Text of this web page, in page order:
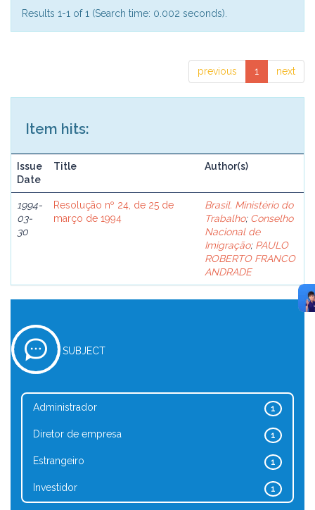
Results 1-1 of 1 (Search time: 0.002 seconds).
previous 1 next
Item hits:
Issue
Date
Title Author(s)
1994-
03-
30
Resolução nº 24, de 25 de
março de 1994
Brasil. Ministério do
Trabalho; Conselho
Nacional de
Imigração; PAULO
ROBERTO FRANCO
ANDRADE
SUBJECT
1
Administrador
1
Diretor de empresa
1
Estrangeiro
1
Investidor